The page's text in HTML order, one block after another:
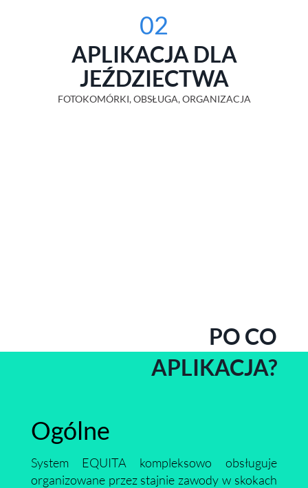
02
APLIKACJA DLA
JEŹDZIECTWA
FOTOKOMÓRKI, OBSŁUGA, ORGANIZACJA
PO CO
APLIKACJA?
Ogólne
System EQUITA kompleksowo obsługuje
organizowane przez stajnie zawody w skokach